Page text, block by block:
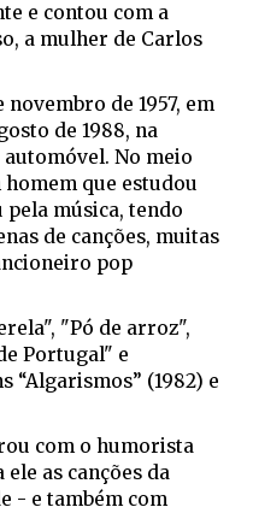
e contou com a
a mulher de Carlos
novembro de 1957, em
de 1988, na
automóvel. No meio
homem que estudou
pela música, tendo
de canções, muitas
pop
"Pó de arroz",
Portugal" e
“Algarismos” (1982) e
com o humorista
as canções da
- e também com